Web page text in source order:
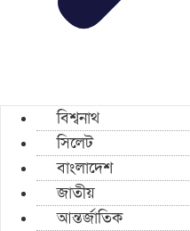
বিশ্বনাথ
সিলেট
বাংলাদেশ
জাতীয়
আন্তর্জাতিক